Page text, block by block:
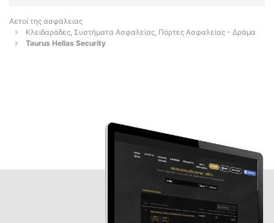
Αετοί της ασφάλειας
Κλειδαράδες, Συστήματα Ασφαλείας, Πόρτες Ασφαλείας - Δράμα
Taurus Hellas Security